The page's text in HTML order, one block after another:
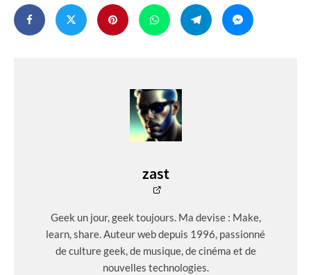
zast
Geek un jour, geek toujours. Ma devise : Make,
learn, share. Auteur web depuis 1996, passionné
de culture geek, de musique, de cinéma et de
nouvelles technologies.